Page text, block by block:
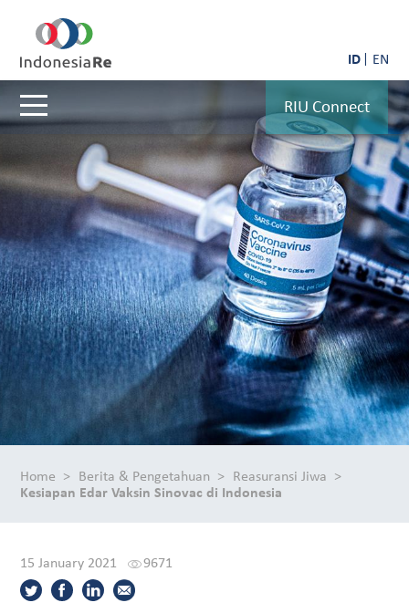
ID EN
RIU Connect
Home Berita & Pengetahuan
Reasuransi Jiwa
Kesiapan Edar Vaksin Sinovac di Indonesia
15 January 2021 9671